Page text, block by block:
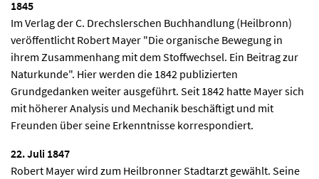
1845
Im Verlag der C. Drechslerschen Buchhandlung (Heilbronn)
veröffentlicht Robert Mayer "Die organische Bewegung in
ihrem Zusammenhang mit dem Stoffwechsel. Ein Beitrag zur
Naturkunde". Hier werden die 1842 publizierten
Grundgedanken weiter ausgeführt. Seit 1842 hatte Mayer sich
mit höherer Analysis und Mechanik beschäftigt und mit
Freunden über seine Erkenntnisse korrespondiert.
22. Juli 1847
Robert Mayer wird zum Heilbronner Stadtarzt gewählt. Seine